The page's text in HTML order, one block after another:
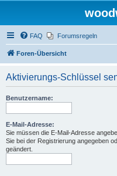
FAQ Forumsregeln
Foren-Übersicht
Aktivierungs-Schlüssel
Benutzername:
E-Mail-Adresse:
Sie müssen die E-Mail-Adresse
Sie bei der Registrierung angegeben
geändert.